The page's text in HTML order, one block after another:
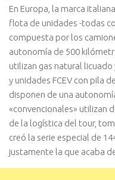
En Europa, la marca
flota de unidades -todas
compuesta por los
autonomía de 500
utilizan gas natural
y unidades FCEV con pila
disponen de una
«convencionales» utilizan
de la logística del tour,
creó la serie especial de
justamente la que acaba